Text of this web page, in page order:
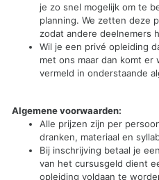
je zo snel mogelijk om te
planning. We zetten deze
zodat andere deelnemers
Wil je een privé opleiding
met ons maar dan komt er
vermeld in onderstaande
Algemene voorwaarden:
Alle prijzen zijn per
dranken, materiaal en
Bij inschrijving betaal je
van het cursusgeld dient
opleiding voldaan te